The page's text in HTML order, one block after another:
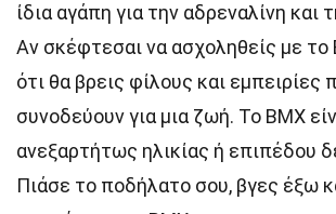
ίδια αγάπη για την αδρεναλίνη και
Αν σκέφτεσαι να ασχοληθείς με το
ότι θα βρεις φίλους και εμπειρίες
συνοδεύουν για μια ζωή. Το BMX
ανεξαρτήτως ηλικίας ή επιπέδου
Πιάσε το ποδήλατο σου, βγες έξω